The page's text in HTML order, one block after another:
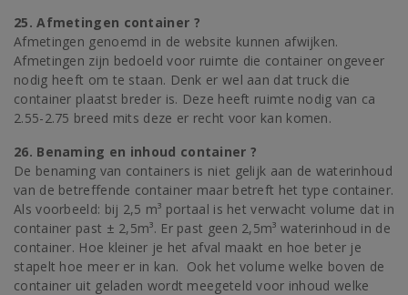
25. Afmetingen container ?
Afmetingen genoemd in de website kunnen afwijken.
Afmetingen zijn bedoeld voor ruimte die container ongeveer
nodig heeft om te staan. Denk er wel aan dat truck die
container plaatst breder is. Deze heeft ruimte nodig van ca
2.55-2.75 breed mits deze er recht voor kan komen.
26. Benaming en inhoud container ?
De benaming van containers is niet gelijk aan de waterinhoud
van de betreffende container maar betreft het type container.
Als voorbeeld: bij 2,5 m³ portaal is het verwacht volume dat in
container past ± 2,5m³. Er past geen 2,5m³ waterinhoud in de
container. Hoe kleiner je het afval maakt en hoe beter je
stapelt hoe meer er in kan. Ook het volume welke boven de
container uit geladen wordt meegeteld voor inhoud welke